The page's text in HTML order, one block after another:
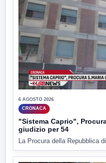
6 AGOSTO 2026
CRONACA
"Sistema Caprio",
giudizio per 54
La Procura della Repubblica